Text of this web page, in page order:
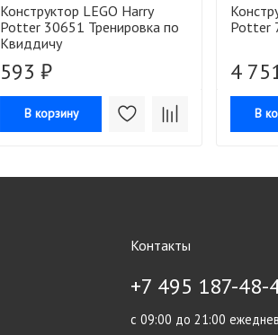
Конструктор LEGO Harry
Potter 30651 Тренировка по
Квиддичу
593 ₽
В корзину
Potter
4
В
Контакты
+7 495 187-48-
с 09:00 до 21:00